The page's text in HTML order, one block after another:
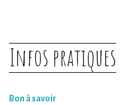
Infos pratiques
Bon à savoir